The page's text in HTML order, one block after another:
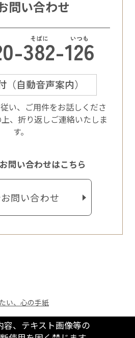
問い合わせ
382-126
（自動音声案内）
い、ご⽤件をお話しくださ
、折り返しご連絡いたしま
す。
問い合わせはこちら
問い合わせ
い、心の手紙
容、テキスト画像等の